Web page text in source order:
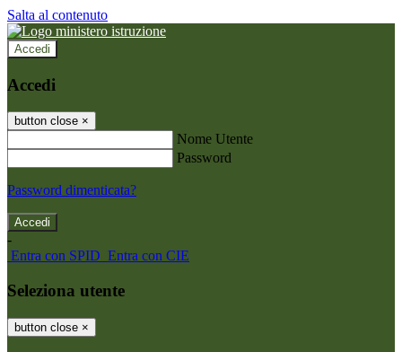
Salta al contenuto
Accedi
Accedi
button close ×
Nome Utente
Password
Password dimenticata?
-
Entra con SPID Entra con CIE
Seleziona utente
button close ×